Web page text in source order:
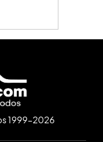
1999-2026